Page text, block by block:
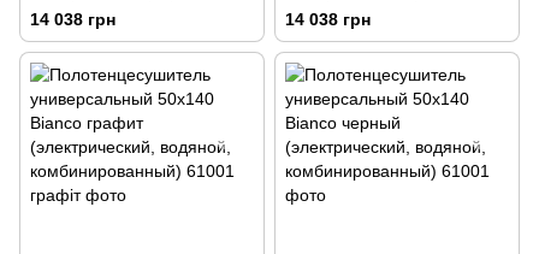
120Х55 Barker DRY
14 038 грн
Barker DRY
14 038 грн